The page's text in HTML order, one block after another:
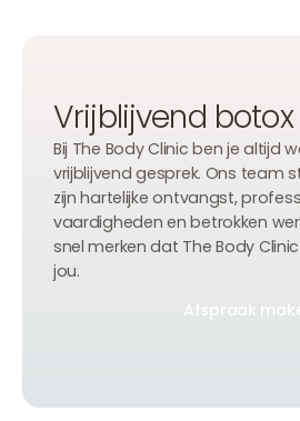
Vrijblijvend
Bij The Body Clinic ben je altijd
vrijblijvend gesprek. Ons team
zijn hartelijke ontvangst,
vaardigheden en betrokken
snel merken dat The Body
jou.
Afspraak